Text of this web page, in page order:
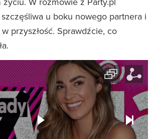
szczęśliwa u boku nowego partnera i
przyszłość. Sprawdźcie, co